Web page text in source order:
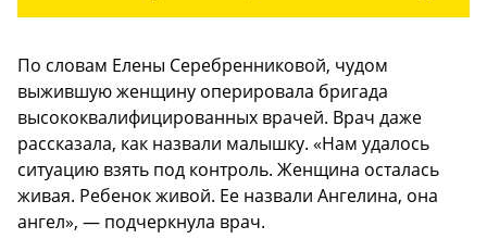
По словам Елены Серебренниковой, чудом
выжившую женщину оперировала бригада
высококвалифицированных врачей. Врач даже
рассказала, как назвали малышку. «Нам удалось
ситуацию взять под контроль. Женщина осталась
живая. Ребенок живой. Ее назвали Ангелина, она
ангел», — подчеркнула врач.